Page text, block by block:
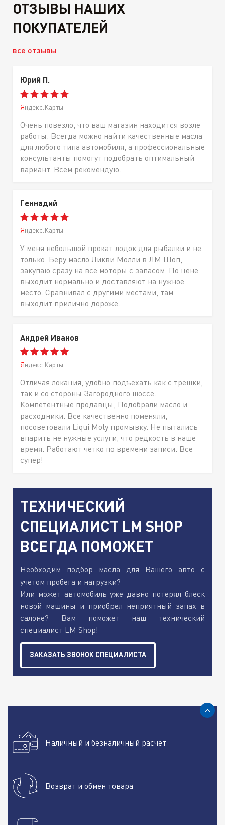
ОТЗЫВЫ НАШИХ
ПОКУПАТЕЛЕЙ
все отзывы
Юрий П.
Яндекс.Карты
Очень повезло, что ваш магазин находится возле
работы. Всегда можно найти качественные масла
для любого типа автомобиля, а профессиональные
консультанты помогут подобрать оптимальный
вариант. Всем рекомендую.
Геннадий
Яндекс.Карты
У меня небольшой прокат лодок для рыбалки и не
только. Беру масло Ликви Молли в ЛМ Шоп,
закупаю сразу на все моторы с запасом. По цене
выходит нормально и доставляют на нужное
место. Сравнивал с другими местами, там
выходит прилично дороже.
Андрей Иванов
Яндекс.Карты
Отличая локация, удобно подъехать как с трешки,
так и со стороны Загородного шоссе.
Компетентные продавцы, Подобрали масло и
расходники. Все качественно поменяли,
посоветовали Liqui Moly промывку. Не пытались
впарить не нужные услуги, что редкость в наше
время. Работают четко по времени записи. Все
супер!
ТЕХНИЧЕСКИЙ
СПЕЦИАЛИСТ LM SHOP
ВСЕГДА ПОМОЖЕТ
Необходим подбор масла для Вашего авто с
учетом пробега и нагрузки?
Или может автомобиль уже давно потерял блеск
новой машины и приобрел неприятный запах в
салоне? Вам поможет наш технический
специалист LM Shop!
ЗАКАЗАТЬ ЗВОНОК СПЕЦИАЛИСТА
Наличный и безналичный расчет
Возврат и обмен товара